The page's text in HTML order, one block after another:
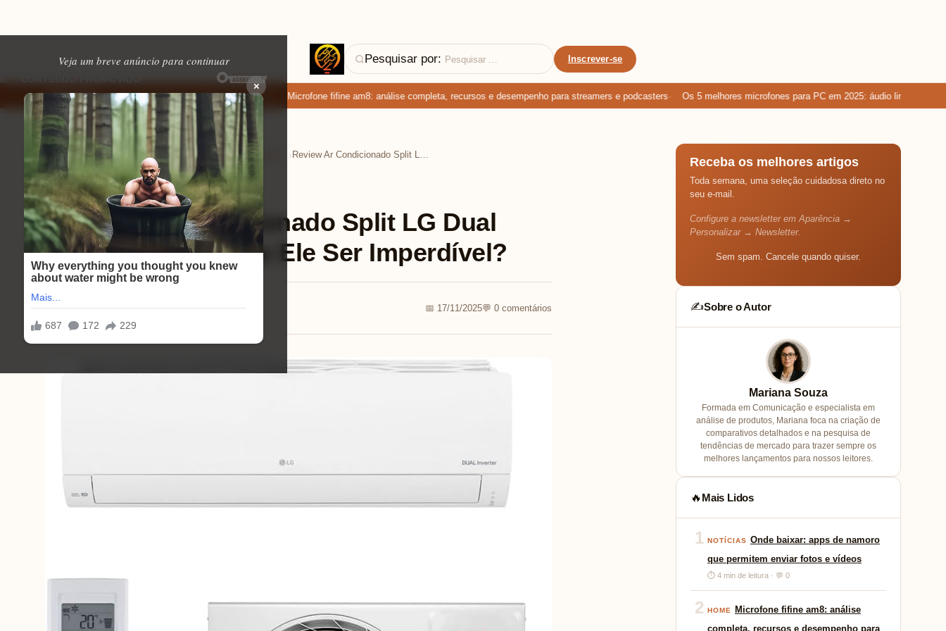
Veja um breve anúncio para continuar
×
Pesquisar por: Inscrever-se
EM ALTA
baixar: apps de namoro que permitem enviar fotos e vídeos Microfone fifine am8: análise completa, recursos e desempenho para streamers e podcasters Os 5 melhores microfones para PC em 2025: áudio limpo para
Home Tecnologia e Eletrônicos Celulares ›
Celulares ⏱ 9 min de leitura
Review Ar Condicionado Split LG Dual
Inverter: O Que Faz Ele Ser Imperdível?
📅 17/11/2025💬 0 comentários
Receba os melhores artigos
Toda semana, uma seleção cuidadosa direto no
seu e-mail.
Configure a newsletter em Aparência →
Personalizar → Newsletter.
Sem spam. Cancele quando quiser.
✍️Sobre o Autor
Mariana Souza
Formada em Comunicação e especialista em
análise de produtos, Mariana foca na criação de
comparativos detalhados e na pesquisa de
tendências de mercado para trazer sempre os
melhores lançamentos para nossos leitores.
🔥 Mais Lidos
1 NOTÍCIAS Onde baixar: apps de namoro
que permitem enviar fotos e vídeos
⏱ 4 min de leitura · 💬 0
2 HOME
Microfone fifine am8: análise
completa, recursos e desempenho para